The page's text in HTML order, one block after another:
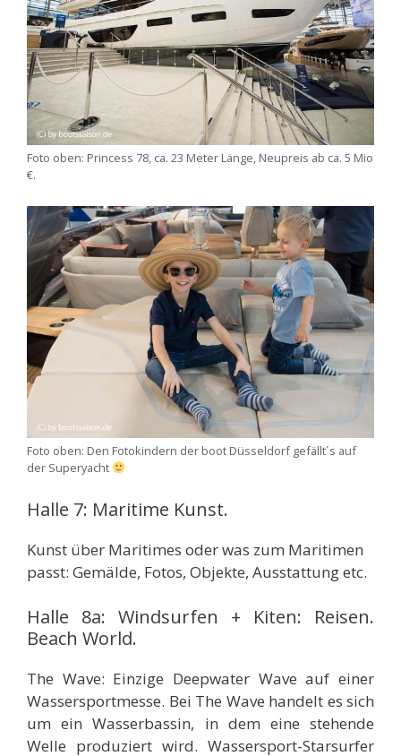
Foto oben: Princess 78, ca. 23 Meter Länge, Neupreis ab ca. 5 Mio
€.
Foto oben: Den Fotokindern der boot Düsseldorf gefällt´s auf
der Superyacht
Halle 7: Maritime Kunst.
Kunst über Maritimes oder was zum Maritimen
passt: Gemälde, Fotos, Objekte, Ausstattung etc.
Halle 8a: Windsurfen + Kiten: Reisen.
Beach World.
The Wave: Einzige Deepwater Wave auf einer
Wassersportmesse. Bei The Wave handelt es sich
um ein Wasserbassin, in dem eine stehende
Welle produziert wird. Wassersport-Starsurfer